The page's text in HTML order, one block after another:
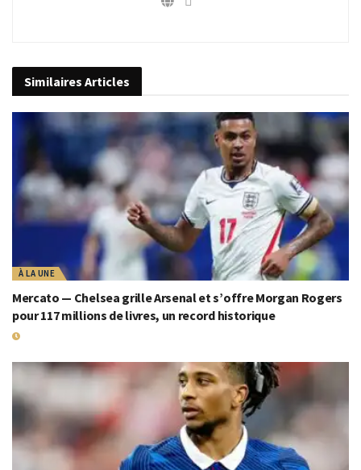
Similaires Articles
À LA UNE
Mercato — Chelsea grille Arsenal et s’offre Morgan Rogers
pour 117 millions de livres, un record historique